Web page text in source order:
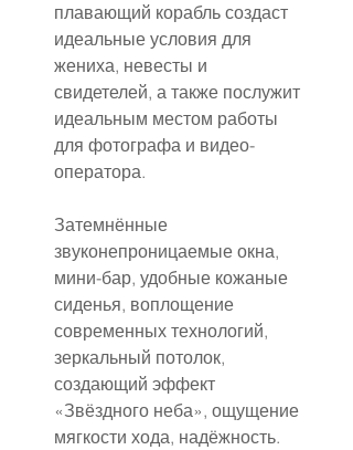
плавающий корабль создаст
идеальные условия для
жениха, невесты и
свидетелей, а также послужит
идеальным местом работы
для фотографа и видео-
оператора.
Затемнённые
звуконепроницаемые окна,
мини-бар, удобные кожаные
сиденья, воплощение
современных технологий,
зеркальный потолок,
создающий эффект
«Звёздного неба», ощущение
мягкости хода, надёжность.